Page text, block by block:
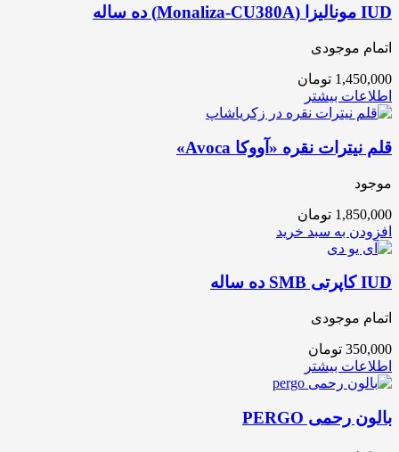
IUD مونالیزا (Monaliza-CU380A) ده ساله
اتمام موجودی
1,450,000 تومان
اطلاعات بیشتر
قلم نیترات نقره «آووکا Avoca»
موجود
1,850,000 تومان
افزودن به سبد خرید
IUD کاپرتی SMB ده ساله
اتمام موجودی
350,000 تومان
اطلاعات بیشتر
بالون رحمی PERGO